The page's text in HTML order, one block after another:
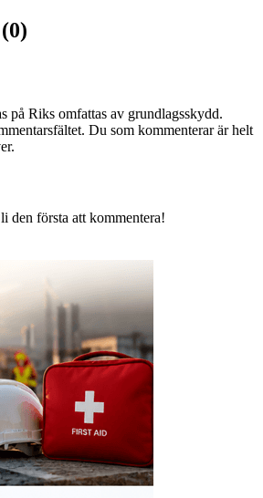
på Riks omfattas av grundlagsskydd.
Du som kommenterar är helt
den första att kommentera!